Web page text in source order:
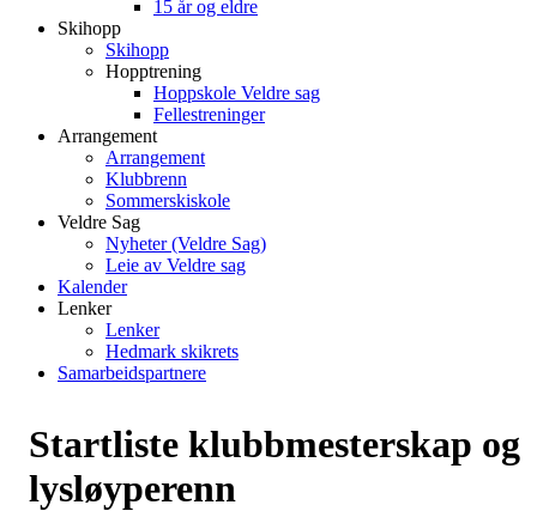
15 år og eldre
Skihopp
Skihopp
Hopptrening
Hoppskole Veldre sag
Fellestreninger
Arrangement
Arrangement
Klubbrenn
Sommerskiskole
Veldre Sag
Nyheter (Veldre Sag)
Leie av Veldre sag
Kalender
Lenker
Lenker
Hedmark skikrets
Samarbeidspartnere
Startliste klubbmesterskap og
lysløyperenn